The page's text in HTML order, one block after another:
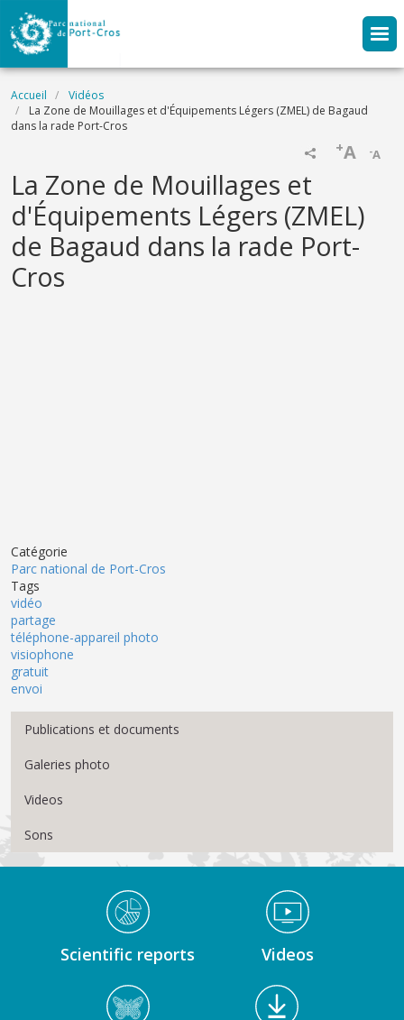
Aller au contenu principal
Fil d'Ariane
Accueil
Vidéos
La Zone de Mouillages et d'Équipements Légers (ZMEL) de Bagaud
dans la rade Port-Cros
-A
+A
Name
La Zone de Mouillages et
d'Équipements Légers (ZMEL)
de Bagaud dans la rade Port-
Cros
Catégorie
Parc national de Port-Cros
Tags
vidéo
partage
téléphone-appareil photo
visiophone
gratuit
envoi
Menu Médiathèque
Publications et documents
Galeries photo
Videos
Sons
Médiathèque Footer
Scientific reports Videos